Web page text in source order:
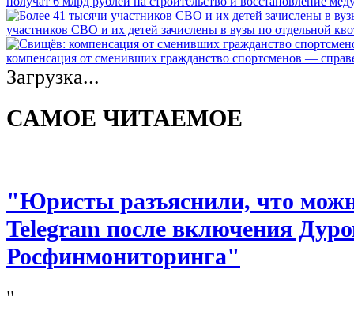
участников СВО и их детей зачислены в вузы по отдельной
компенсация от сменивших гражданство спортсменов —
Загрузка...
САМОЕ ЧИТАЕМОЕ
"Юристы разъяснили, что
Telegram после включения
Росфинмониторинга"
"